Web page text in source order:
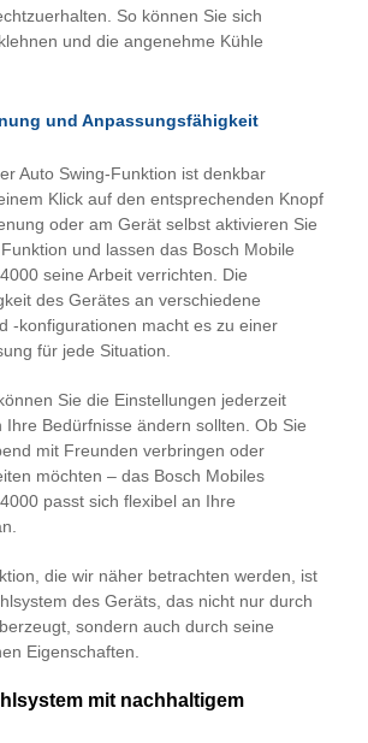
So können Sie sich
und die angenehme Kühle
und Anpassungsfähigkeit
Auto Swing-Funktion ist denkbar
Klick auf den entsprechenden Knopf
oder am Gerät selbst aktivieren Sie
und lassen das Bosch Mobile
seine Arbeit verrichten. Die
des Gerätes an verschiedene
-konfigurationen macht es zu einer
für jede Situation.
Sie die Einstellungen jederzeit
Ihre Bedürfnisse ändern sollten. Ob Sie
mit Freunden verbringen oder
möchten – das Bosch Mobiles
passt sich flexibel an Ihre
die wir näher betrachten werden, ist
des Geräts, das nicht nur durch
sondern auch durch seine
Eigenschaften.
mit nachhaltigem